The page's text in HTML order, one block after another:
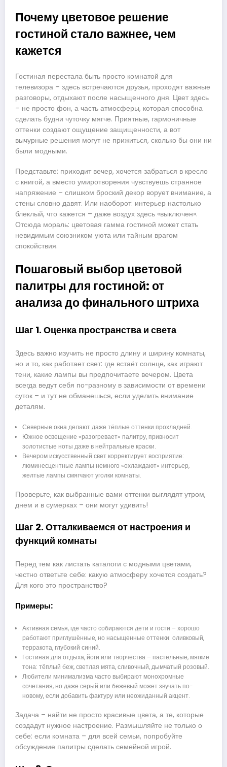
Почему цветовое решение
гостиной стало важнее, чем
кажется
Гостиная перестала быть просто комнатой для
телевизора – здесь встречаются друзья, проходят важные
разговоры, отдыхают после насыщенного дня. Цвет здесь
– не просто фон, а часть атмосферы, которая способна
сделать будни чуточку мягче. Приятные, гармоничные
оттенки создают ощущение защищенности, а вот
вычурные решения могут не прижиться, сколько бы они ни
были модными.
Представьте: приходит вечер, хочется забраться в кресло
с книгой, а вместо умиротворения чувствуешь странное
напряжение – слишком броский декор ворует внимание, а
стены словно давят. Или наоборот: интерьер настолько
блеклый, что кажется – даже воздух здесь «выключен».
Отсюда мораль: цветовая гамма гостиной может стать
невидимым союзником уюта или тайным врагом
спокойствия.
Пошаговый выбор цветовой
палитры для гостиной: от
анализа до финального штриха
Шаг 1. Оценка пространства и света
Здесь важно изучить не просто длину и ширину комнаты,
но и то, как работает свет: где встаёт солнце, как играют
тени, какие лампы вы предпочитаете вечером. Цвета
всегда ведут себя по-разному в зависимости от времени
суток – и тут не обманешься, если уделить внимание
деталям.
Северные окна делают даже тёплые оттенки прохладней.
Южное освещение «разогревает» палитру, привносит
золотистые ноты даже в нейтральные краски.
Вечером искусственный свет корректирует восприятие:
люминесцентные лампы немного «охлаждают» интерьер,
желтые лампы смягчают уголки комнаты.
Проверьте, как выбранные вами оттенки выглядят утром,
днем и в сумерках – они могут удивить!
Шаг 2. Отталкиваемся от настроения и
функций комнаты
Перед тем как листать каталоги с модными цветами,
честно ответьте себе: какую атмосферу хочется создать?
Для кого это пространство?
Примеры:
Активная семья, где часто собираются дети и гости – хорошо
работают приглушённые, но насыщенные оттенки: оливковый,
терракота, глубокий синий.
Гостиная для отдыха, йоги или творчества – пастельные, мягкие
тона: тёплый беж, светлая мята, сливочный, дымчатый розовый.
Любители минимализма часто выбирают монохромные
сочетания, но даже серый или бежевый может звучать по-
новому, если добавить фактуру или неожиданный акцент.
Задача – найти не просто красивые цвета, а те, которые
создадут нужное настроение. Размышляйте не только о
себе: если комната – для всей семьи, попробуйте
обсуждение палитры сделать семейной игрой.